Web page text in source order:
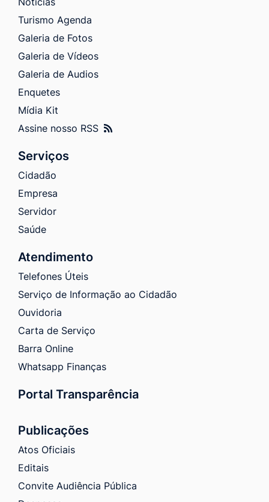
Turismo Agenda
Galeria de Fotos
Galeria de Vídeos
Galeria de Audios
Enquetes
Mídia Kit
Assine nosso RSS
Serviços
Cidadão
Empresa
Servidor
Saúde
Atendimento
Telefones Úteis
Serviço de Informação ao Cidadão
Ouvidoria
Carta de Serviço
Barra Online
Whatsapp Finanças
Portal Transparência
Publicações
Atos Oficiais
Editais
Convite Audiência Pública